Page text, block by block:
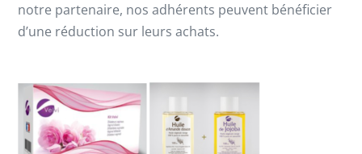
notre partenaire, nos adhérents peuvent bénéficier
d’une réduction sur leurs achats.